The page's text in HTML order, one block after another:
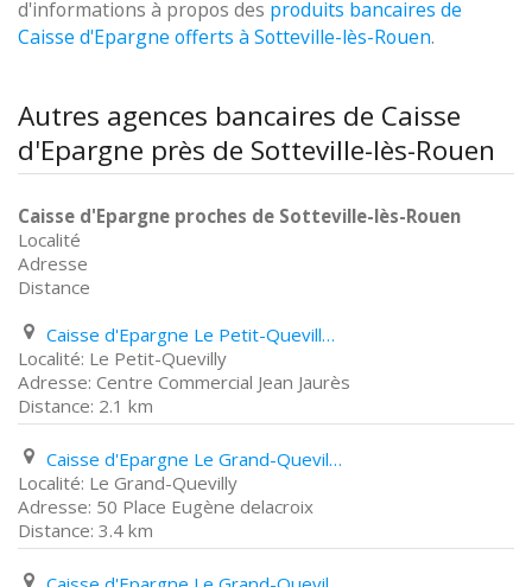
d'informations à propos des produits bancaires de
Caisse d'Epargne offerts à Sotteville-lès-Rouen.
Autres agences bancaires de Caisse
d'Epargne près de Sotteville-lès-Rouen
Caisse d'Epargne proches de Sotteville-lès-Rouen
Localité
Adresse
Distance
Caisse d'Epargne Le Petit-Quevilly Centre Commercial Jean Jaurès
Le Petit-Quevilly
Centre Commercial Jean Jaurès
2.1 km
Caisse d'Epargne Le Grand-Quevilly 50 Place Eugène delacroix
Le Grand-Quevilly
50 Place Eugène delacroix
3.4 km